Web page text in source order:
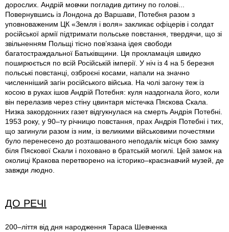
дорослих. Андрій мовчки погладив дитину по голові...
Повернувшись iз Лондона до Варшави, Потебня разом з
уповноваженим ЦК «Земля і воля» закликає офіцерів і солдат
російської армії підтримати польське повстання, твердячи, що зі
звільненням Польщі тісно пов’язана ідея свободи
багатостраждальної Батьківщини. Ця прокламація швидко
поширюється по всій Російській імперії. У ніч iз 4 на 5 березня
польські повстанці, озброєні косами, напали на значно
численніший загін російського війська. На чолі загону теж iз
косою в руках ішов Андрій Потебня: куля наздогнала його, коли
він перелазив через стіну цвинтаря містечка Пяскова Скала.
Низка закордонних газет відгукнулася на смерть Андрія Потебні.
1953 року, у 90–ту річницю повстання, прах Андрія Потебні і тих,
що загинули разом iз ним, iз великими військовими почестями
було перенесено до розташованого неподалік місця бою замку
біля Пяскової Скали і поховано в братській могилі. Цей замок на
околиці Кракова перетворено на історико–краєзнавчий музей, де
завжди людно.
ДО РЕЧІ
200–ліття від дня народження Тараса Шевченка